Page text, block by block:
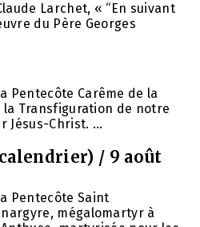
Larchet, « “En suivant
du Père Georges
Pentecôte Carême de la
Transfiguration de notre
Jésus-Christ. ...
/ 9 août
Pentecôte Saint
mégalomartyr à